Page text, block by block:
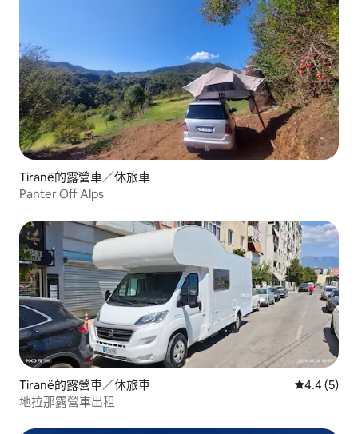
Tiranë的露營車／休旅車
Panter Off Alps
Tiranë的露營車／休旅車 從 5 則評
4.4 (5)
地拉那露營車出租